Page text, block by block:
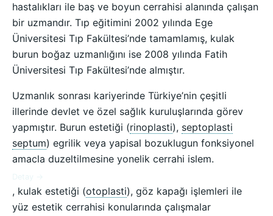
hastalıkları ile baş ve boyun cerrahisi alanında çalışan
bir uzmandır. Tıp eğitimini 2002 yılında Ege
Üniversitesi Tıp Fakültesi’nde tamamlamış, kulak
burun boğaz uzmanlığını ise 2008 yılında Fatih
Üniversitesi Tıp Fakültesi’nde almıştır.
Uzmanlık sonrası kariyerinde Türkiye’nin çeşitli
illerinde devlet ve özel sağlık kuruluşlarında görev
yapmıştır. Burun estetiği (rinoplasti), septoplasti
septum) egrilik veya yapisal bozuklugun fonksiyonel
amacla duzeltilmesine yonelik cerrahi islem.
, kulak estetiği (otoplasti), göz kapağı işlemleri ile
yüz estetik cerrahisi konularında çalışmalar